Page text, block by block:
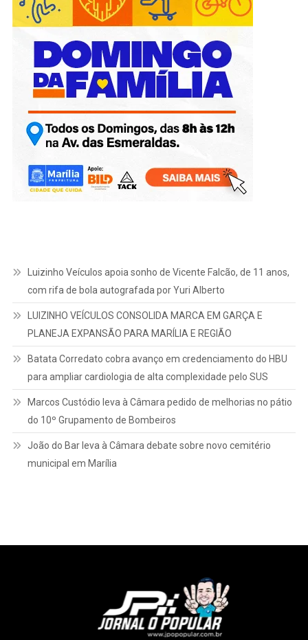
Luizinho Veículos apoia sonho de Vicente Falcão, de 11 anos,
com rifa de bola autografada por Yuri Alberto
LUIZINHO VEÍCULOS CONSOLIDA MARCA EM GARÇA E
PLANEJA EXPANSÃO PARA MARÍLIA E REGIÃO
Batata Corredato cobra avanço em credenciamento do HBU
para ampliar cardiologia de alta complexidade pelo SUS
Marcos Custódio leva à Câmara pedido de melhorias no pátio
do 10º Grupamento de Bombeiros
João do Bar leva à Câmara debate sobre novo cemitério
municipal em Marília